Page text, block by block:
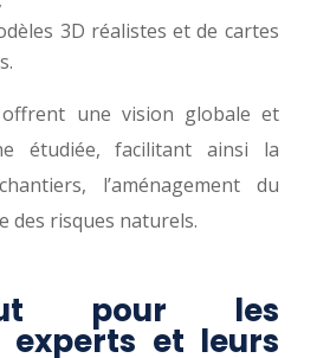
3D réalistes et de cartes
offrent une vision globale et
étudiée, facilitant ainsi la
l’aménagement du
des risques naturels.
pour les
experts et leurs